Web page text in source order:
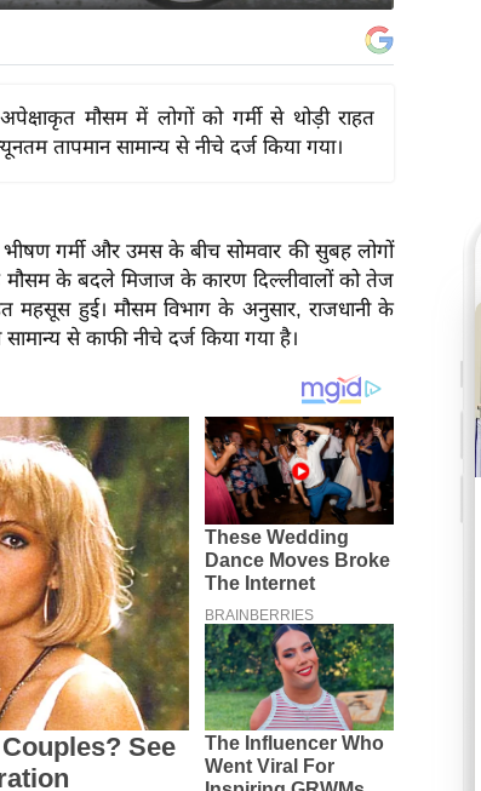
अपेक्षाकृत मौसम में लोगों को गर्मी से थोड़ी राहत
तापमान सामान्य से नीचे दर्ज किया गया।
भीषण गर्मी और उमस के बीच सोमवार की सुबह लोगों
के बदले मिजाज के कारण दिल्लीवालों को तेज
हुई। मौसम विभाग के अनुसार, राजधानी के
से काफी नीचे दर्ज किया गया है।